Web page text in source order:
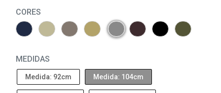
CORES
MEDIDAS
Medida: 92cm Medida: 104cm